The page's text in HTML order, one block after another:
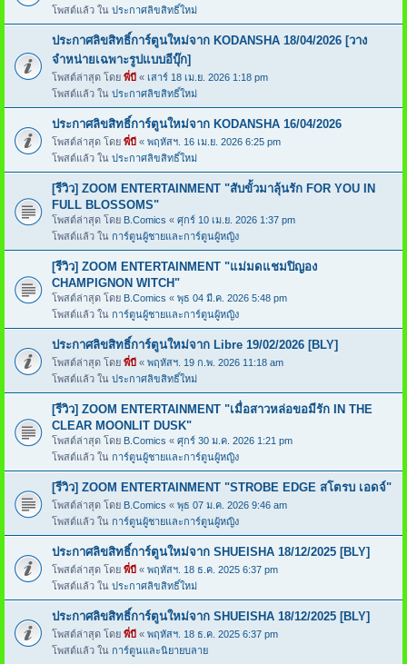
โพสต์แล้ว ใน ประกาศลิขสิทธิ์ใหม่
ประกาศลิขสิทธิ์การ์ตูนใหม่จาก KODANSHA 18/04/2026 [วาง
จำหน่ายเฉพาะรูปแบบอีบุ๊ก]
โพสต์ล่าสุด โดย พี่บี « เสาร์ 18 เม.ย. 2026 1:18 pm
โพสต์แล้ว ใน ประกาศลิขสิทธิ์ใหม่
ประกาศลิขสิทธิ์การ์ตูนใหม่จาก KODANSHA 16/04/2026
โพสต์ล่าสุด โดย พี่บี « พฤหัสฯ. 16 เม.ย. 2026 6:25 pm
โพสต์แล้ว ใน ประกาศลิขสิทธิ์ใหม่
[รีวิว] ZOOM ENTERTAINMENT "สับขั้วมาลุ้นรัก FOR YOU IN
FULL BLOSSOMS"
โพสต์ล่าสุด โดย B.Comics « ศุกร์ 10 เม.ย. 2026 1:37 pm
โพสต์แล้ว ใน การ์ตูนผู้ชายและการ์ตูนผู้หญิง
[รีวิว] ZOOM ENTERTAINMENT "แม่มดแชมปิญอง
CHAMPIGNON WITCH"
โพสต์ล่าสุด โดย B.Comics « พุธ 04 มี.ค. 2026 5:48 pm
โพสต์แล้ว ใน การ์ตูนผู้ชายและการ์ตูนผู้หญิง
ประกาศลิขสิทธิ์การ์ตูนใหม่จาก Libre 19/02/2026 [BLY]
โพสต์ล่าสุด โดย พี่บี « พฤหัสฯ. 19 ก.พ. 2026 11:18 am
โพสต์แล้ว ใน ประกาศลิขสิทธิ์ใหม่
[รีวิว] ZOOM ENTERTAINMENT "เมื่อสาวหล่อขอมีรัก IN THE
CLEAR MOONLIT DUSK"
โพสต์ล่าสุด โดย B.Comics « ศุกร์ 30 ม.ค. 2026 1:21 pm
โพสต์แล้ว ใน การ์ตูนผู้ชายและการ์ตูนผู้หญิง
[รีวิว] ZOOM ENTERTAINMENT "STROBE EDGE สโตรบ เอดจ์"
โพสต์ล่าสุด โดย B.Comics « พุธ 07 ม.ค. 2026 9:46 am
โพสต์แล้ว ใน การ์ตูนผู้ชายและการ์ตูนผู้หญิง
ประกาศลิขสิทธิ์การ์ตูนใหม่จาก SHUEISHA 18/12/2025 [BLY]
โพสต์ล่าสุด โดย พี่บี « พฤหัสฯ. 18 ธ.ค. 2025 6:37 pm
โพสต์แล้ว ใน ประกาศลิขสิทธิ์ใหม่
ประกาศลิขสิทธิ์การ์ตูนใหม่จาก SHUEISHA 18/12/2025 [BLY]
โพสต์ล่าสุด โดย พี่บี « พฤหัสฯ. 18 ธ.ค. 2025 6:37 pm
โพสต์แล้ว ใน การ์ตูนและนิยายบลาย